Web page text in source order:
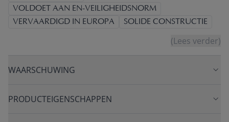
VOLDOET AAN EN-VEILIGHEIDSNORM
VERVAARDIGD IN EUROPA
SOLIDE CONSTRUCTIE
(Lees verder)
WAARSCHUWING
PRODUCTEIGENSCHAPPEN